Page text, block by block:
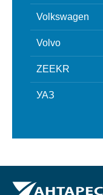
Volkswagen
Volvo
ZEEKR
УАЗ